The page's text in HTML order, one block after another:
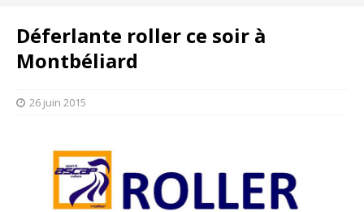
Déferlante roller ce soir à
Montbéliard
26 juin 2015